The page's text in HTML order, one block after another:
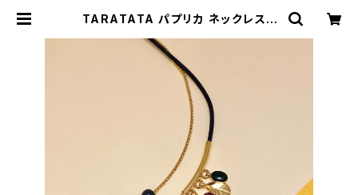
TARATATA パプリカ ネックレス |